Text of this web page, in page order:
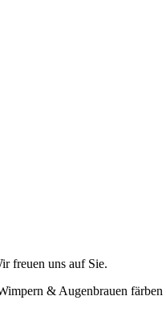
freuen uns auf Sie.
& Augenbrauen